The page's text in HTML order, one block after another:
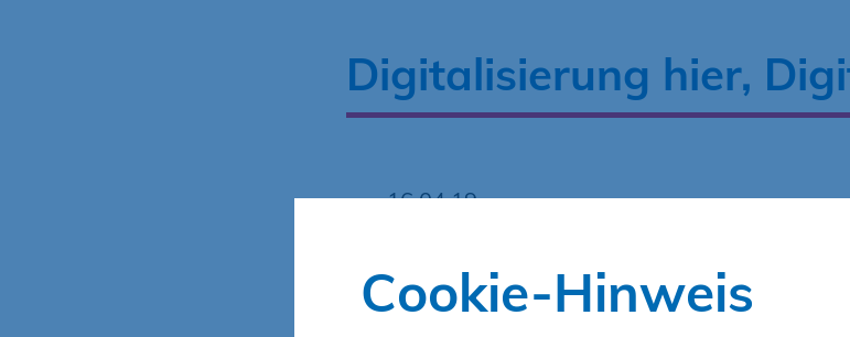
Cookie-Hinweis
Digitalisierung hier,
16.04.19
Das bereichert unsere